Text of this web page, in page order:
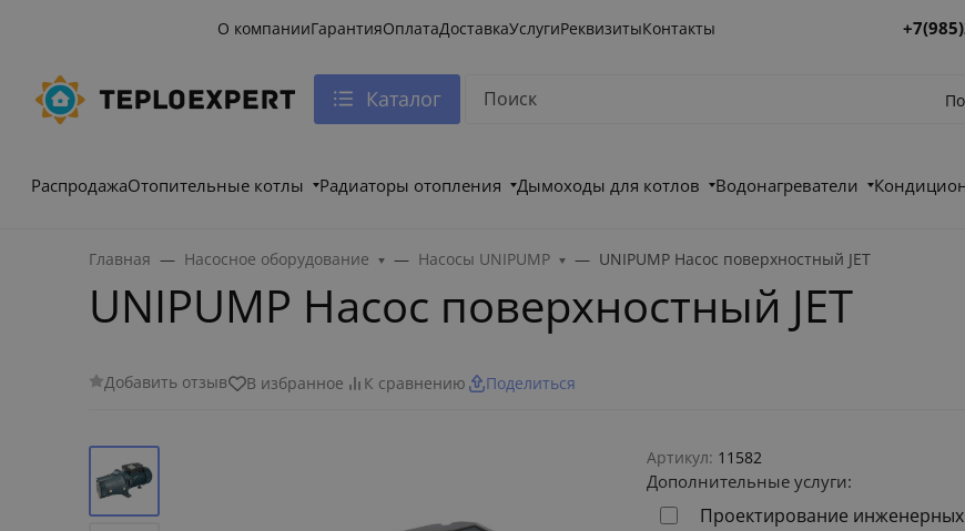
О компанииГарантияОплатаДоставкаУслугиРеквизитыКонтакты
Каталог
РаспродажаОтопительные котлы Радиаторы отопления Дымоходы для котлов Водонагреватели
Главная Насосное оборудование Насосы UNIPUMP UNIPUMP Насос поверхностный JET
UNIPUMP Насос поверхностный JET
Добавить отзыв В избранное К сравнению Поделиться
Артикул: 11582
Дополнительные услуги:
Проектирование